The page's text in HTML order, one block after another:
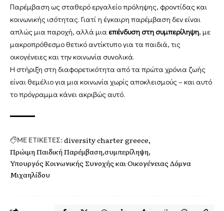
Παρέμβαση ως σταθερό εργαλείο πρόληψης, φροντίδας και
κοινωνικής ισότητας. Γιατί η έγκαιρη παρέμβαση δεν είναι
απλώς μια παροχή, αλλά μια επένδυση στη συμπερίληψη, με
μακροπρόθεσμο θετικό αντίκτυπο για τα παιδιά, τις
οικογένειες και την κοινωνία συνολικά.
Η στήριξη στη διαφορετικότητα από τα πρώτα χρόνια ζωής
είναι θεμέλιο για μια κοινωνία χωρίς αποκλεισμούς – και αυτό
το πρόγραμμα κάνει ακριβώς αυτό.
ΜΕ ΕΤΙΚΕΤΕΣ: diversity charter greece
Πρώιμη Παιδική Παρέμβαση συμπερίληψη
Υπουργός Κοινωνικής Συνοχής και Οικογένειας Δόμνα
Μιχαηλίδου